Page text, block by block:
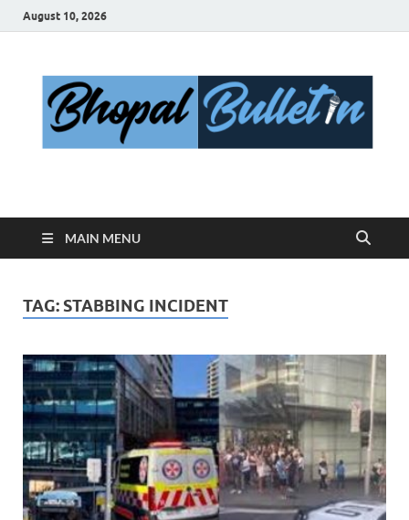
August 10, 2026
Bhopal Bulletin
MAIN MENU
TAG: STABBING INCIDENT